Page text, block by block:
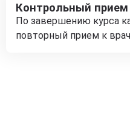
Контрольный прием
По завершению курса
повторный прием к